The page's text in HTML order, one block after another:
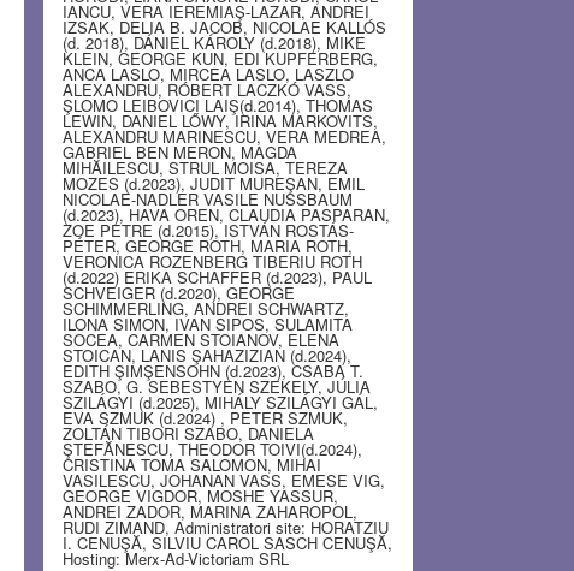
IANCU, VERA IEREMIAŞ-LAZAR, ANDREI
IZSAK, DELIA B. JACOB, NICOLAE KALLÓS
(d. 2018), DÁNIEL KÁROLY (d.2018), MIKE
KLEIN, GEORGE KUN, EDI KUPFERBERG,
ANCA LASLO, MIRCEA LASLO, LASZLO
ALEXANDRU, RÓBERT LACZKÓ VASS,
ŞLOMO LEIBOVICI LAIŞ(d.2014), THOMAS
LEWIN, DANIEL LŐWY, IRINA MARKOVITS,
ALEXANDRU MARINESCU, VERA MEDREA,
GABRIEL BEN MERON, MAGDA
MIHĂILESCU, STRUL MOISA, TEREZA
MOZES (d.2023), JUDIT MUREŞAN, EMIL
NICOLAE-NADLER VASILE NUSSBAUM
(d.2023), HAVA OREN, CLAUDIA PASPARAN,
ZOE PETRE (d.2015), ISTVÁN ROSTÁS-
PÉTER, GEORGE ROTH, MARIA ROTH,
VERONICA ROZENBERG TIBERIU ROTH
(d.2022) ERIKA SCHAFFER (d.2023), PAUL
SCHVEIGER (d.2020), GEORGE
SCHIMMERLING, ANDREI SCHWARTZ,
ILONA SIMON, IVAN SIPOS, SULAMITA
SOCEA, CARMEN STOIANOV, ELENA
STOICAN, LANIS ŞAHAZIZIAN (d.2024),
EDITH ŞIMŞENSOHN (d.2023), CSABA T.
SZABO, G. SEBESTYEN SZEKELY, JÚLIA
SZILÁGYI (d.2025), MIHÁLY SZILÁGYI GÁL,
EVA SZMUK (d.2024) , PETER SZMUK,
ZOLTÁN TIBORI SZABO, DANIELA
ŞTEFĂNESCU, THEODOR TOIVI(d.2024),
CRISTINA TOMA SALOMON, MIHAI
VASILESCU, JOHANAN VASS, EMESE VIG,
GEORGE VIGDOR, MOSHE YASSUR,
ANDREI ZADOR, MARINA ZAHAROPOL,
RUDI ZIMAND, Administratori site: HORATZIU
I. CENUŞĂ, SILVIU CAROL SASCH CENUŞĂ,
Hosting: Merx-Ad-Victoriam SRL